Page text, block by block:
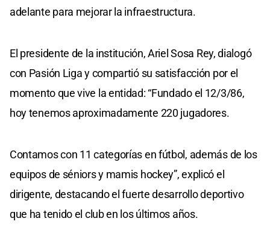
adelante para mejorar la infraestructura.
El presidente de la institución, Ariel Sosa Rey, dialogó
con Pasión Liga y compartió su satisfacción por el
momento que vive la entidad: “Fundado el 12/3/86,
hoy tenemos aproximadamente 220 jugadores.
Contamos con 11 categorías en fútbol, además de los
equipos de séniors y mamis hockey”, explicó el
dirigente, destacando el fuerte desarrollo deportivo
que ha tenido el club en los últimos años.